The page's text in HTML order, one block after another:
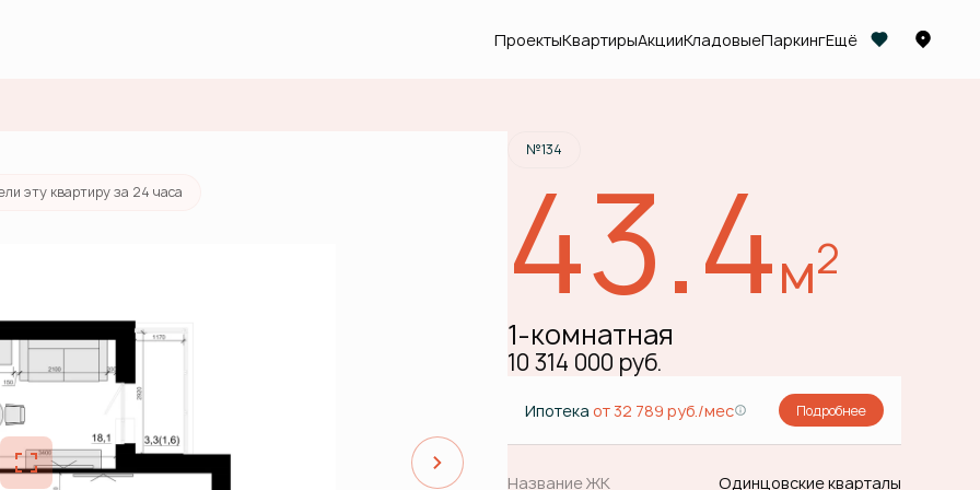
ПроектыКвартирыАкцииКладовыеПаркингЕщё
Забронировать
эту квартиру за 24 часа
№134
43.4м2
1-комнатная
10 314 000 руб.
Ипотека от 32 789 руб./мес Подробнее
Название ЖК
Одинцовские кварталы